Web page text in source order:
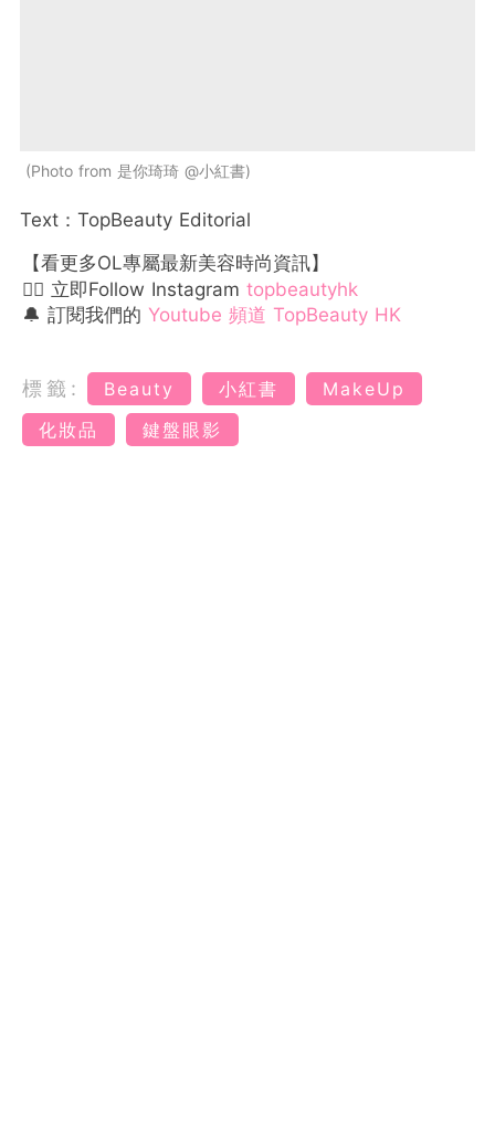
Photo from 是你琦琦 @小紅書
Text：TopBeauty Editorial
【看更多OL專屬最新美容時尚資訊】
👉🏻 立即Follow Instagram topbeautyhk
🔔 訂閱我們的 Youtube 頻道 TopBeauty HK
標籤: Beauty 小紅書
MakeUp
化妝品
鍵盤眼影